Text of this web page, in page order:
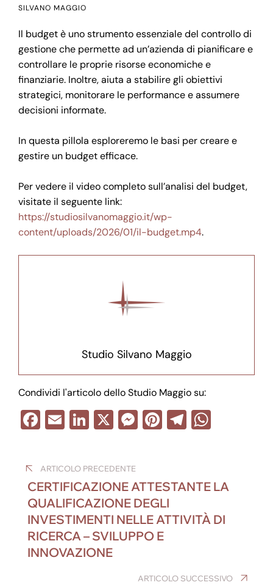
SILVANO MAGGIO
Il budget è uno strumento essenziale del controllo di
gestione che permette ad un’azienda di pianificare e
controllare le proprie risorse economiche e
finanziarie. Inoltre, aiuta a stabilire gli obiettivi
strategici, monitorare le performance e assumere
decisioni informate.
In questa pillola esploreremo le basi per creare e
gestire un budget efficace.
Per vedere il video completo sull’analisi del budget,
visitate il seguente link:
https://studiosilvanomaggio.it/wp-
content/uploads/2026/01/il-budget.mp4.
Studio Silvano Maggio
Condividi l'articolo dello Studio Maggio su:
F
c
e
b
o
o
k
E
ail
Li
k
e
dI
n
X M
e
n
g
er
Pi
e
st
T
gr
a
m
s
A
p
articoli
ARTICOLO PRECEDENTE
CERTIFICAZIONE ATTESTANTE LA
QUALIFICAZIONE DEGLI
INVESTIMENTI NELLE ATTIVITÀ DI
RICERCA – SVILUPPO E
INNOVAZIONE
ARTICOLO SUCCESSIVO